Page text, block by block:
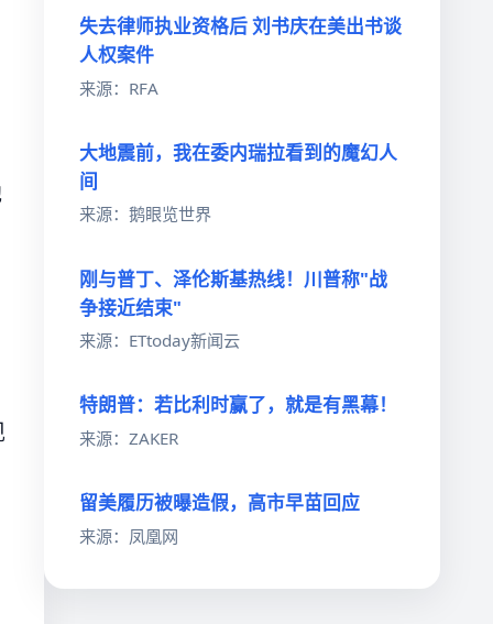
失去律师执业资格后 刘书庆在美出书谈
人权案件
来源：RFA
大地震前，我在委内瑞拉看到的魔幻人
间
来源：鹅眼览世界
刚与普丁、泽伦斯基热线！川普称"战
争接近结束"
来源：ETtoday新闻云
特朗普：若比利时赢了，就是有黑幕！
来源：ZAKER
留美履历被曝造假，高市早苗回应
来源：凤凰网